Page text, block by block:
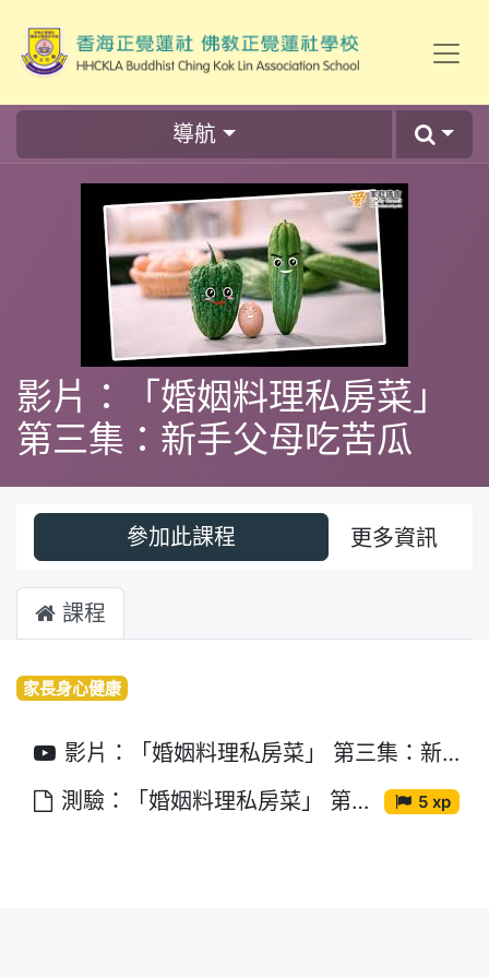
導航
影片：「婚姻料理私房菜」
第三集：新手父母吃苦瓜
參加此課程 更多資訊
課程
家長身心健康
影片：「婚姻料理私房菜」 第三集：新手父母吃苦瓜
測驗：「婚姻料理私房菜」 第三集：新手父母吃苦瓜
5 xp